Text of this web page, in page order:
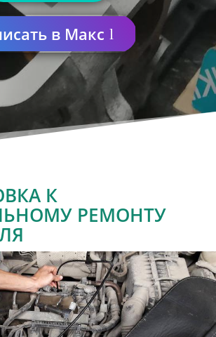
в Макс
К
РЕМОНТУ